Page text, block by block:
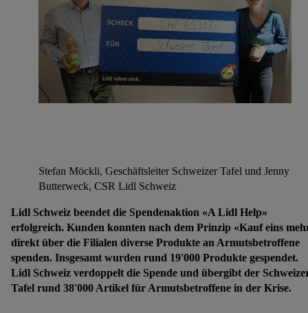
Stefan Möckli, Geschäftsleiter Schweizer Tafel und Jenny
Butterweck, CSR Lidl Schweiz
Lidl Schweiz beendet die Spendenaktion «A Lidl Help»
erfolgreich. Kunden konnten nach dem Prinzip «Kauf eins
direkt über die Filialen diverse Produkte an Armutsbetroffene
spenden. Insgesamt wurden rund 19'000 Produkte gespendet.
Lidl Schweiz verdoppelt die Spende und übergibt der
Tafel rund 38'000 Artikel für Armutsbetroffene in der Krise.